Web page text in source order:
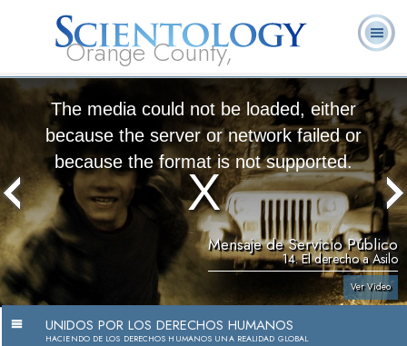
Orange County,
CA
Acerca de
Nosotros
L. Ronald
Hubbard
Frecuentes
The media could not be loaded, either
because the server or network failed or
because the format is not supported.
Mensaje de Servicio Público
14. El derecho a Asilo
Ver Video
UNIDOS POR LOS DERECHOS HUMANOS
HACIENDO DE LOS DERECHOS HUMANOS UNA REALIDAD GLOBAL